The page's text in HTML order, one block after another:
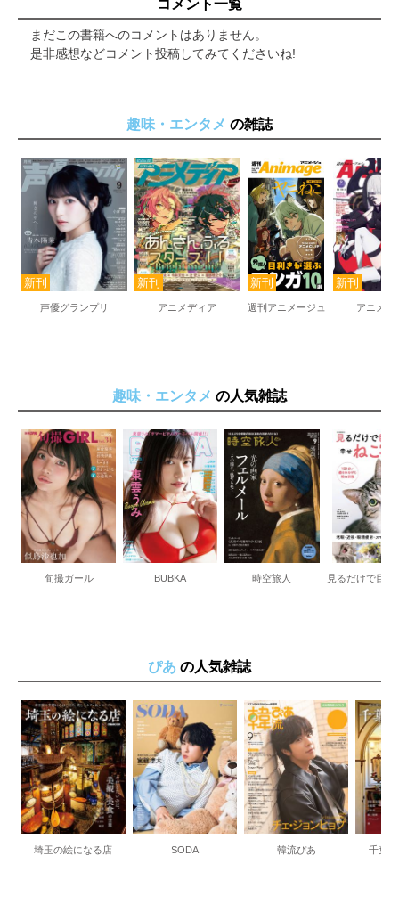
コメント一覧
まだこの書籍へのコメントはありません。
是非感想などコメント投稿してみてくださいね!
趣味・エンタメ の雑誌
声優グランプリ アニメディア 週刊アニメージュ アニメー
趣味・エンタメ の人気雑誌
旬撮ガール BUBKA 時空旅人
ぴあ の人気雑誌
埼玉の絵になる店 SODA 韓流ぴあ 千葉